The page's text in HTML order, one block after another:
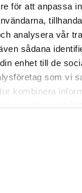
för att anpassa
analysera vår
sådana
enhet till de
som vi
kombinera
09-03
09-08